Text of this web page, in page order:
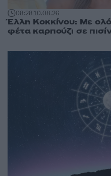
08:2810.08.26
Έλλη Κοκκίνου: Με
φέτα καρπούζι σε